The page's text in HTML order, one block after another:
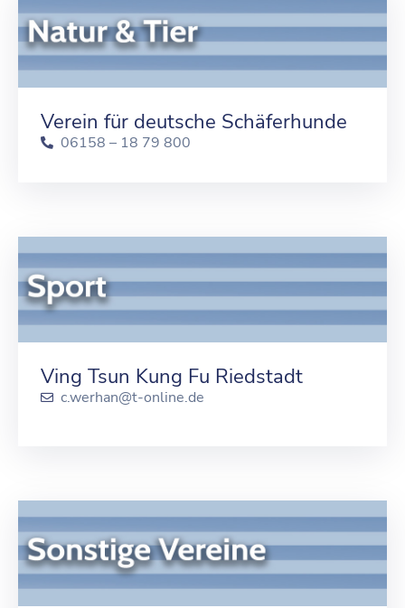
Verein für deutsche Schäferhunde
06158 – 18 79 800
Ving Tsun Kung Fu Riedstadt
c.werhan@t-online.de